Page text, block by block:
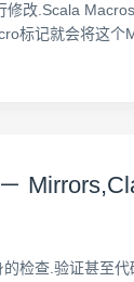
修改.Scala
标记就会将这
检查.验证甚至